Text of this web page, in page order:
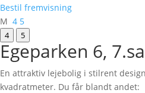
Bestil fremvisning
M 4 5
4 5
Egeparken 6,
En attraktiv lejebolig i stilrent
kvadratmeter. Du får blandt andet: